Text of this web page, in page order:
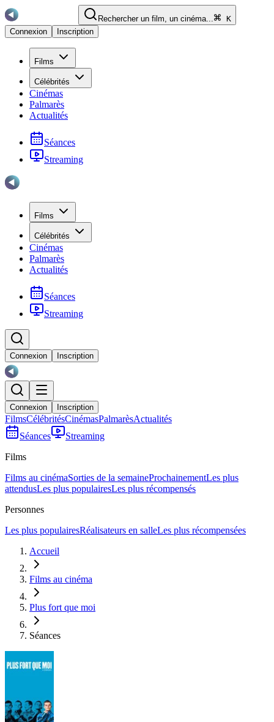
Rechercher un film, un cinéma...
K
Connexion
Inscription
Films
Célébrités
Cinémas
Palmarès
Actualités
Séances
Streaming
Films
Célébrités
Cinémas
Palmarès
Actualités
Séances
Streaming
Connexion Inscription
Connexion Inscription
FilmsCélébritésCinémasPalmarèsActualités
Séances
Streaming
Films
Films au cinémaSorties de la semaineProchainementLes plus
attendusLes plus populairesLes plus récompensés
Personnes
Les plus populairesRéalisateurs en salleLes plus récompensées
Accueil
Films au cinéma
Plus fort que moi
Séances